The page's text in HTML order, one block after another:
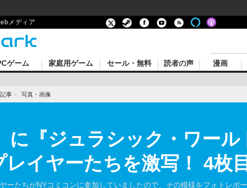
メディア
ゲーム 家庭用ゲーム セール・無料 読者の声 漫画
記事 › 写真・画像
に『ジュラシック・ワー
レイヤーたちを激写！ 4枚
ーたちがNYコミコンに参加していましたので、その模様をフォトレポー